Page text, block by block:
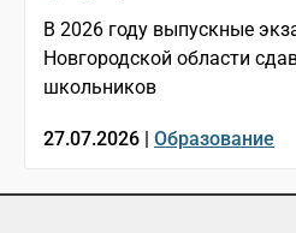
В 2026 году выпускные
Новгородской области
школьников
27.07.2026 | Образование